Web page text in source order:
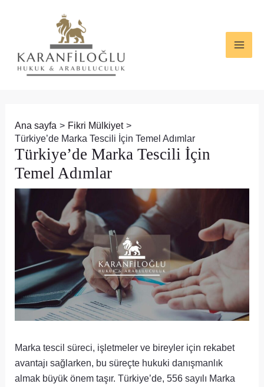
Ana sayfa
Fikri Mülkiyet
Türkiye’de Marka Tescili İçin Temel Adımlar
Türkiye’de Marka Tescili İçin
Temel Adımlar
Marka tescil süreci, işletmeler ve bireyler için rekabet
avantajı sağlarken, bu süreçte hukuki danışmanlık
almak büyük önem taşır. Türkiye’de, 556 sayılı Marka